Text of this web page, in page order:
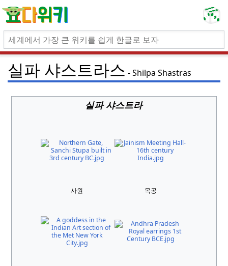
실파 샤스트라스 Shilpa Shastras
실파 샤스트라
사원 목공